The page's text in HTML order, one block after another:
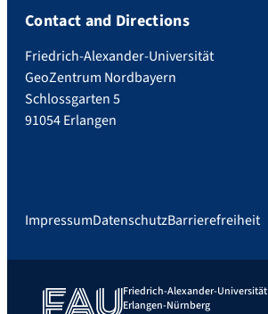
Contact and Directions
Friedrich-Alexander-Universität
GeoZentrum Nordbayern
Schlossgarten 5
91054 Erlangen
ImpressumDatenschutzBarrierefreiheit
Friedrich-Alexander-Universität
Erlangen-Nürnberg